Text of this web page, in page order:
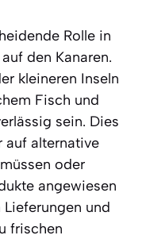
Rolle in
den Kanaren.
kleineren Inseln
Fisch und
sein. Dies
auf alternative
oder
angewiesen
und
frischen